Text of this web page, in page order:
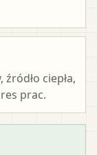
ciepła,
prac.